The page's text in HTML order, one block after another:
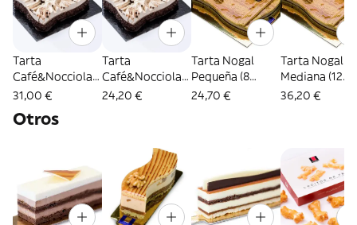
Tarta
Café&Nocciola
pequeña (12
31,00 €
Tarta
Café&Nocciola
gourmet (6
24,20 €
Tarta Nogal
Pequeña (8
Raciones)
24,70 €
Tarta Nogal
Mediana (12
Raciones)
36,20 €
Otros